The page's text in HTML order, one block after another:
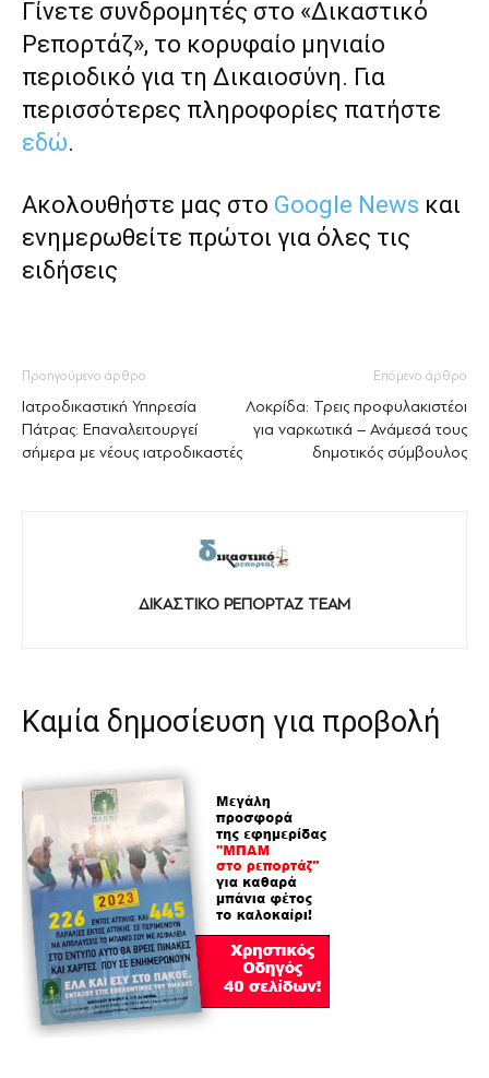
Γίνετε συνδρομητές στο «Δικαστικό
Ρεπορτάζ», το κορυφαίο μηνιαίο
περιοδικό για τη Δικαιοσύνη. Για
περισσότερες πληροφορίες πατήστε
εδώ.
Ακολουθήστε μας στο Google News και
ενημερωθείτε πρώτοι για όλες τις
ειδήσεις
Προηγούμενο άρθρο
Ιατροδικαστική Υπηρεσία
Πάτρας: Επαναλειτουργεί
σήμερα με νέους ιατροδικαστές
Επόμενο άρθρο
Λοκρίδα: Τρεις προφυλακιστέοι
για ναρκωτικά – Ανάμεσά τους
δημοτικός σύμβουλος
ΔΙΚΑΣΤΙΚΟ ΡΕΠΟΡΤΑΖ TEAM
Καμία δημοσίευση για προβολή